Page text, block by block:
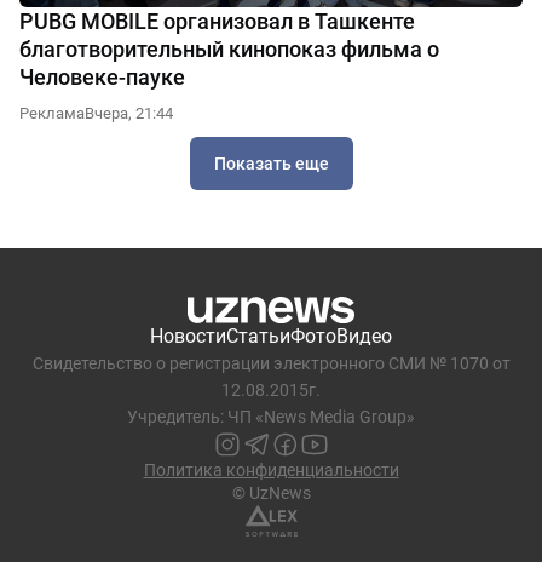
PUBG MOBILE организовал в Ташкенте
благотворительный кинопоказ фильма о
Человеке-пауке
РекламаВчера, 21:44
Показать еще
НовостиСтатьиФотоВидео
Свидетельство о регистрации электронного СМИ № 1070 от
12.08.2015г.
Учредитель: ЧП «News Media Group»
Политика конфиденциальности
© UzNews